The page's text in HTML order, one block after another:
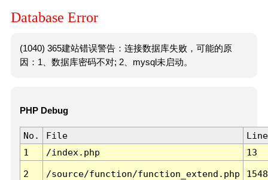
Database Error
(1040) 365建站错误警告：连接数据库失败，可能的原
因：1、数据库密码不对; 2、mysql未启动。
PHP Debug
No. File
Line
1
/index.php 13
2 /source/function/function_extend.php 1548